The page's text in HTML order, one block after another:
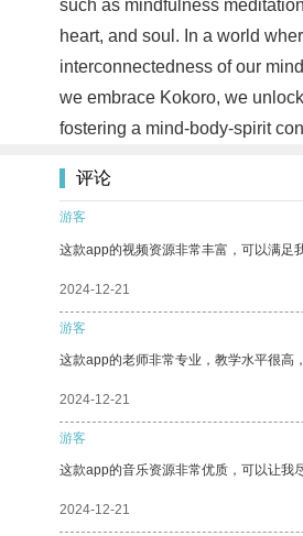
such as mindfulness
heart, and soul. In a world
interconnectedness of our
we embrace Kokoro, we
fostering a mind-body-spirit
评论
游客
这款app的视频资源非常丰富，可以满足
2024-12-21
游客
这款app的老师非常专业，教学水平很高
2024-12-21
游客
这款app的音乐资源非常优质，可以让我
2024-12-21